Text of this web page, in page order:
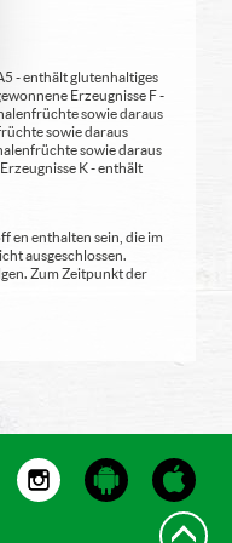
- enthält glutenhaltiges
Erzeugnisse F -
sowie daraus
sowie daraus
sowie daraus
K - enthält
en enthalten sein, die im
ausgeschlossen.
Zum Zeitpunkt der